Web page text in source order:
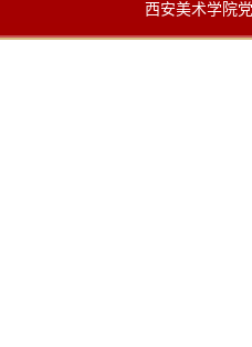
西安美术学院